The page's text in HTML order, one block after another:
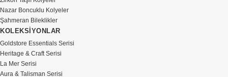
Nazar Boncuklu Kolyeler
Şahmeran Bileklikler
KOLEKSİYONLAR
Goldstore Essentials Serisi
Heritage & Craft Serisi
La Mer Serisi
Aura & Talisman Serisi